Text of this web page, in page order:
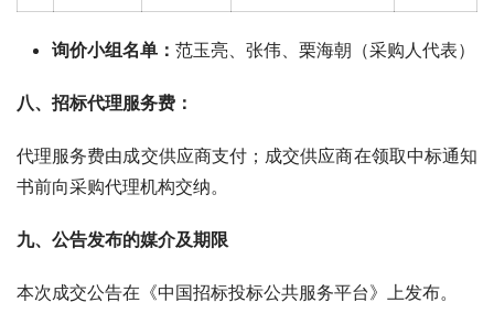
询价小组名单： 范玉亮、张伟、栗海朝（采购人代表）
八、招标代理服务费：
代理服务费由成交供应商支付；成交供应商在领取中标通知
书前向采购代理机构交纳。
九、公告发布的媒介及期限
本次成交公告在《中国招标投标公共服务平台》上发布。